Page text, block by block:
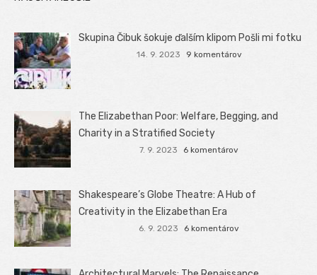
Skupina Čibuk šokuje ďalším klipom Pošli mi fotku
14. 9. 2023 9 komentárov
The Elizabethan Poor: Welfare, Begging, and
Charity in a Stratified Society
7. 9. 2023 6 komentárov
Shakespeare’s Globe Theatre: A Hub of
Creativity in the Elizabethan Era
6. 9. 2023 6 komentárov